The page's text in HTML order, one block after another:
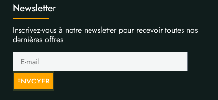
Newsletter
Inscrivez-vous à notre newsletter pour recevoir toutes nos
dernières offres
ENVOYER